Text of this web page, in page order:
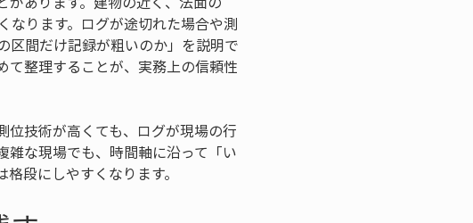
なります。ログが途切れた場合や測
区間だけ記録が粗いのか」を説明で
て整理することが、実務上の信頼性
位技術が高くても、ログが現場の行
雑な現場でも、時間軸に沿って「い
段にしやすくなります。